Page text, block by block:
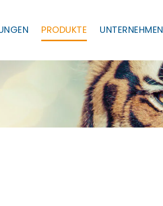
PRODUKTE UNTERNEHMEN